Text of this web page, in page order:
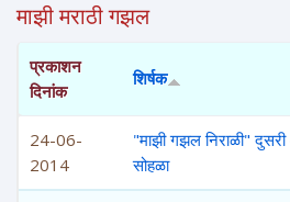
माझी मराठी गझल
प्रकाशन
दिनांक
शिर्षक
24-06-
2014
"माझी गझल निराळी"
सोहळा